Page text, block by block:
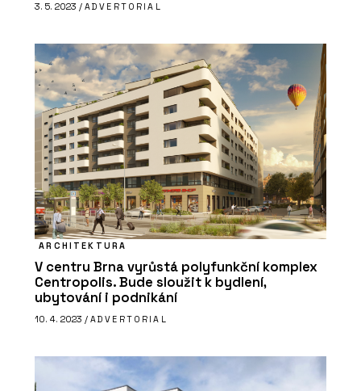
3. 5. 2023 / ADVERTORIAL
ARCHITEKTURA
V centru Brna vyrůstá polyfunkční komplex
Centropolis. Bude sloužit k bydlení,
ubytování i podnikání
10. 4. 2023 / ADVERTORIAL